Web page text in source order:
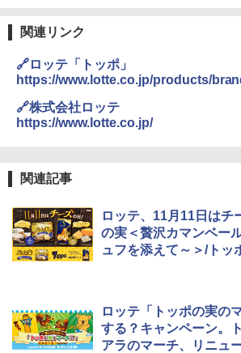
関連リンク
🔗ロッテ「トッポ」
https://www.lotte.co.jp/products/
🔗株式会社ロッテ
https://www.lotte.co.jp/
関連記事
ロッテ、11月11日はチ
の実＜贅沢カマンベー
ュフを添えて～＞/トッ
ロッテ「トッポの実の
する？キャンペーン。
アラのマーチ、リニュ